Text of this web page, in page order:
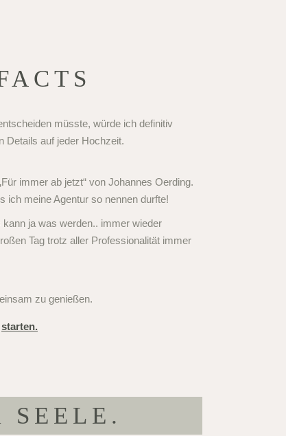
müsste, würde ich definitiv
Details auf jeder Hochzeit.
immer ab jetzt“ von Johannes Oerding.
ich meine Agentur so nennen durfte!
ja was werden.. immer wieder
Tag trotz aller Professionalität immer
zu genießen.
starten.
SEELE.